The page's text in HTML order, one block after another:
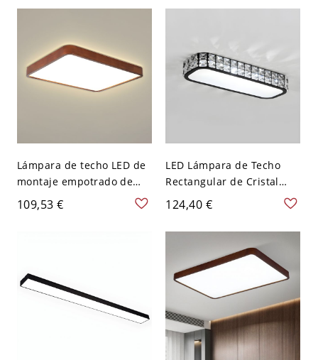
acrílica de metal blanco -
cm Negro Blanco
Lámpara de techo LED de
montaje empotrado de
madera marrón claro con
pantalla acrílica blanca -
109,53 €
LED Lámpara de Techo
Rectangular de Cristal
Iluminación de Techo
Simplista para Cuarto -
Negro 110 A 120 V 38,1 cm
124,40 €